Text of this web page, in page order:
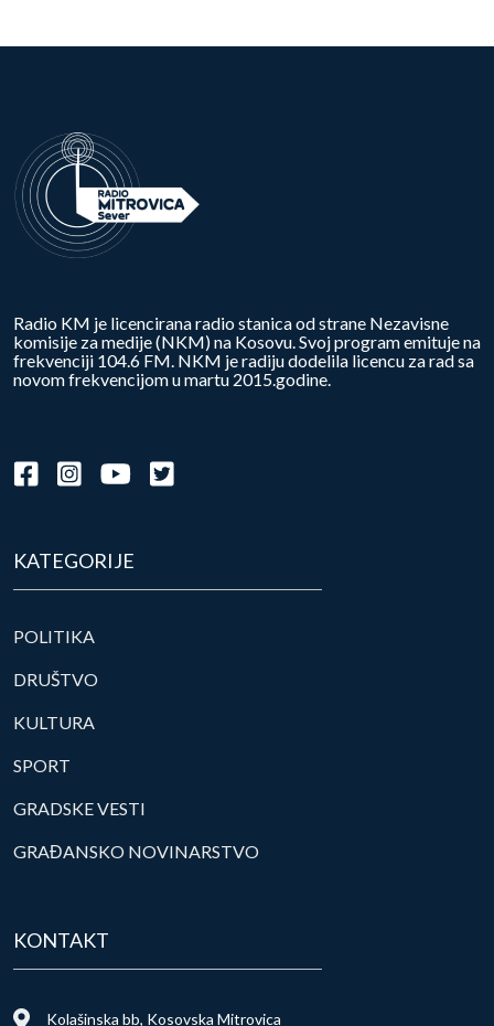
Radio KM je licencirana radio stanica od strane Nezavisne
komisije za medije (NKM) na Kosovu. Svoj program emituje na
frekvenciji 104.6 FM. NKM je radiju dodelila licencu za rad sa
novom frekvencijom u martu 2015.godine.
KATEGORIJE
POLITIKA
DRUŠTVO
KULTURA
SPORT
GRADSKE VESTI
GRAĐANSKO NOVINARSTVO
KONTAKT
Kolašinska bb, Kosovska Mitrovica